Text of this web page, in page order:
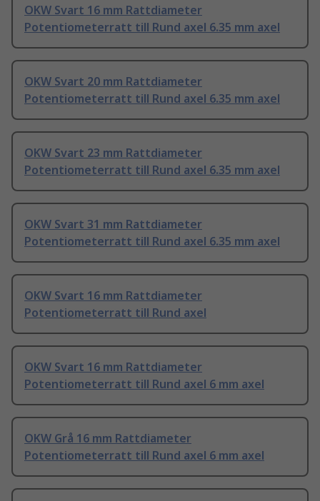
OKW Svart 16 mm Rattdiameter
Potentiometerratt till Rund axel 6.35 mm axel
OKW Svart 20 mm Rattdiameter
Potentiometerratt till Rund axel 6.35 mm axel
OKW Svart 23 mm Rattdiameter
Potentiometerratt till Rund axel 6.35 mm axel
OKW Svart 31 mm Rattdiameter
Potentiometerratt till Rund axel 6.35 mm axel
OKW Svart 16 mm Rattdiameter
Potentiometerratt till Rund axel
OKW Svart 16 mm Rattdiameter
Potentiometerratt till Rund axel 6 mm axel
OKW Grå 16 mm Rattdiameter
Potentiometerratt till Rund axel 6 mm axel